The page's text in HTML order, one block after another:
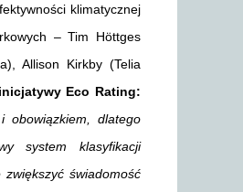
klimatycznej
– Tim Höttges
Allison Kirkby (Telia
Eco Rating:
obowiązkiem, dlatego
system klasyfikacji
świadomość